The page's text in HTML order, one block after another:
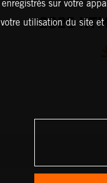
2025
enregistrés sur votre
votre utilisation du site et